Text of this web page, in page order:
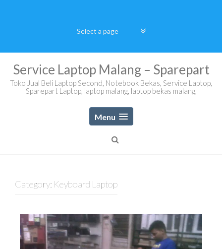
Service Laptop Malang – Sparepart
Toko Jual Beli Laptop Second, Notebook Bekas, Service Laptop,
Sparepart Laptop, laptop malang, laptop bekas malang,
Menu
Category: Keyboard Laptop